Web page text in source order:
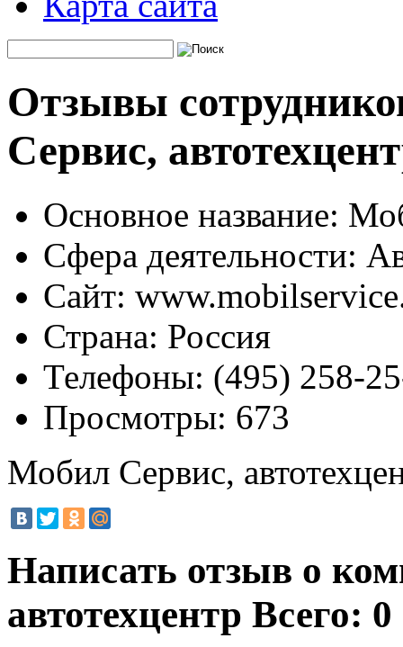
Отзывы
Сервис,
Основное название:
Сфера деятельности:
Сайт:
Страна: Россия
Телефоны: (495) 258-
Просмотры: 673
Мобил Сервис,
Написать отзыв о
автотехцентр Всего: 0